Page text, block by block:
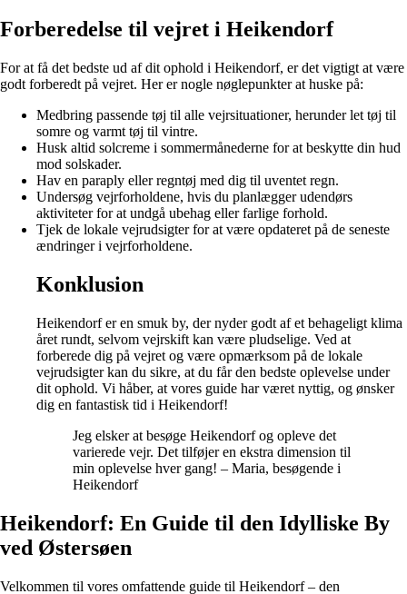
Forberedelse til vejret i Heikendorf
For at få det bedste ud af dit ophold i Heikendorf, er det vigtigt at være
godt forberedt på vejret. Her er nogle nøglepunkter at huske på:
Medbring passende tøj til alle vejrsituationer, herunder let tøj til
somre og varmt tøj til vintre.
Husk altid solcreme i sommermånederne for at beskytte din hud
mod solskader.
Hav en paraply eller regntøj med dig til uventet regn.
Undersøg vejrforholdene, hvis du planlægger udendørs
aktiviteter for at undgå ubehag eller farlige forhold.
Tjek de lokale vejrudsigter for at være opdateret på de seneste
ændringer i vejrforholdene.
Konklusion
Heikendorf er en smuk by, der nyder godt af et behageligt klima
året rundt, selvom vejrskift kan være pludselige. Ved at
forberede dig på vejret og være opmærksom på de lokale
vejrudsigter kan du sikre, at du får den bedste oplevelse under
dit ophold. Vi håber, at vores guide har været nyttig, og ønsker
dig en fantastisk tid i Heikendorf!
Jeg elsker at besøge Heikendorf og opleve det
varierede vejr. Det tilføjer en ekstra dimension til
min oplevelse hver gang! – Maria, besøgende i
Heikendorf
Heikendorf: En Guide til den Idylliske By
ved Østersøen
Velkommen til vores omfattende guide til Heikendorf – den